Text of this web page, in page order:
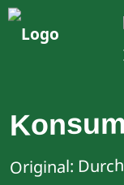
Original: